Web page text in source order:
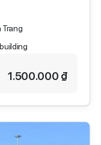
Trang
1.500.000 ₫